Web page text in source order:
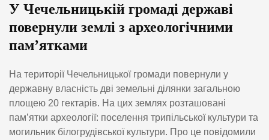
У Чечельницькій громаді державі
повернули землі з археологічними
пам’ятками
На території Чечельницької громади повернули у
державну власність дві земельні ділянки загальною
площею 20 гектарів. На цих землях розташовані
пам’ятки археології: поселення трипільської культури та
могильник білогрудівської культури. Про це повідомили